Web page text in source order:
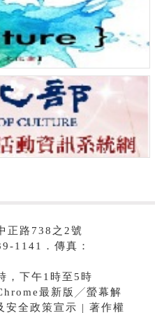
正路738之2號
1141．傳真：
，下午1時至5時
最新版╱螢幕解
全政策宣示 | 著作權